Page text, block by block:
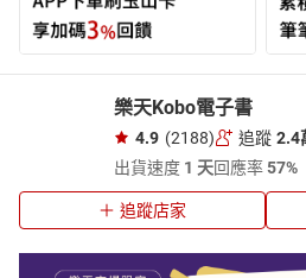
樂天Kobo電子書
4.9 (2188) 追蹤 2.4
出貨速度 1 天回應率57%
追蹤店家